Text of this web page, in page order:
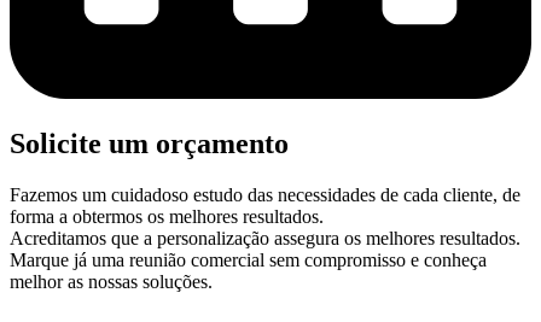
Solicite um orçamento
Fazemos um cuidadoso estudo das necessidades de cada cliente, de
forma a obtermos os melhores resultados.
Acreditamos que a personalização assegura os melhores resultados.
Marque já uma reunião comercial sem compromisso e conheça
melhor as nossas soluções.